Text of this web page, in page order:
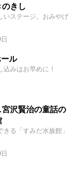
きし
いステージ。おみやげ
ル
みはお早めに！
沢賢治の童話の
きる「すみだ水族館」